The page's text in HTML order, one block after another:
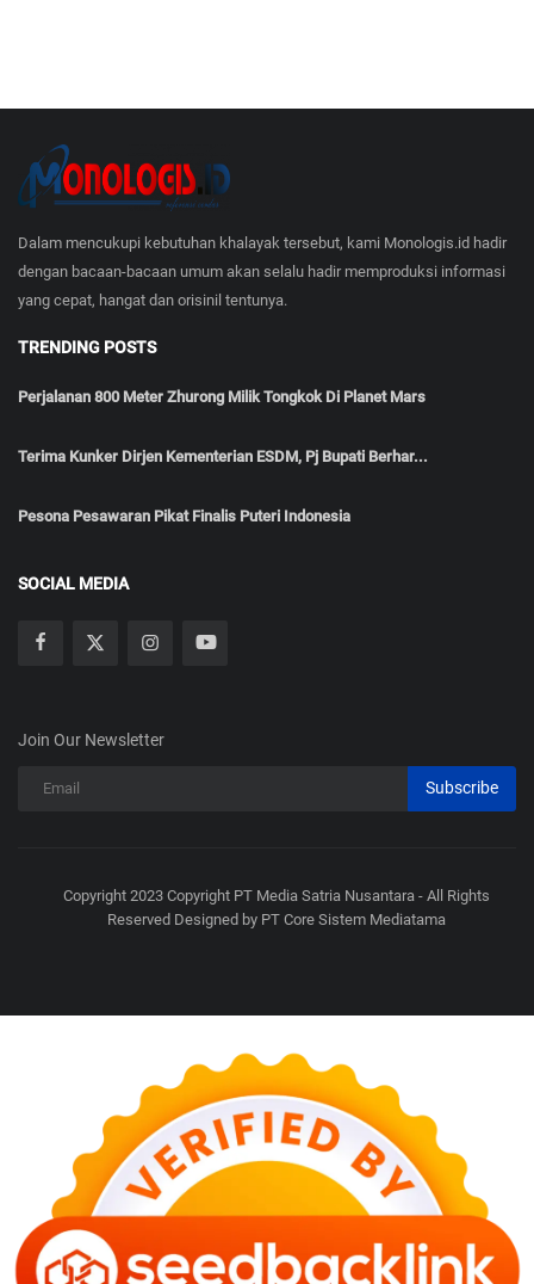
Dalam mencukupi kebutuhan khalayak tersebut, kami Monologis.id hadir
dengan bacaan-bacaan umum akan selalu hadir memproduksi informasi
yang cepat, hangat dan orisinil tentunya.
TRENDING POSTS
Perjalanan 800 Meter Zhurong Milik Tongkok Di Planet Mars
Terima Kunker Dirjen Kementerian ESDM, Pj Bupati Berhar...
Pesona Pesawaran Pikat Finalis Puteri Indonesia
SOCIAL MEDIA
Join Our Newsletter
Subscribe
Copyright 2023 Copyright PT Media Satria Nusantara - All Rights
Reserved Designed by PT Core Sistem Mediatama